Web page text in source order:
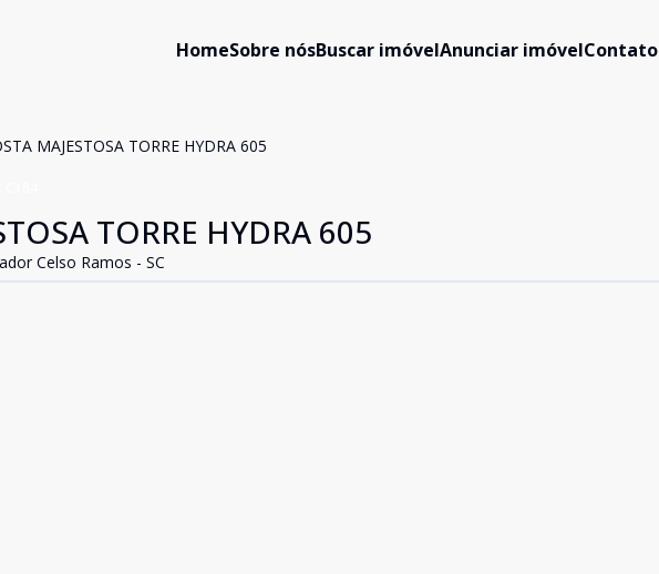
HomeSobre nósBuscar imóvelAnunciar imóvelContato
MAJESTOSA TORRE HYDRA 605
TORRE HYDRA 605
Celso Ramos - SC